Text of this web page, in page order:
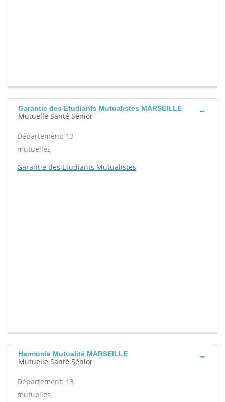
Garantie des Etudiants Mutualistes MARSEILLE
Mutuelle Santé Sénior
Département: 13
mutuelles
Garantie des Etudiants Mutualistes
Harmonie Mutualité MARSEILLE
Mutuelle Santé Sénior
Département: 13
mutuelles